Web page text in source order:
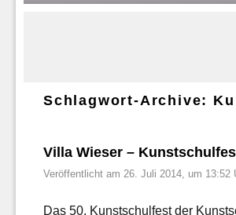
Schlagwort-Archive:
Villa Wieser –
Veröffentlicht am 26. Juli 2014, um 13:52
Das 50. Kunstschulfest der